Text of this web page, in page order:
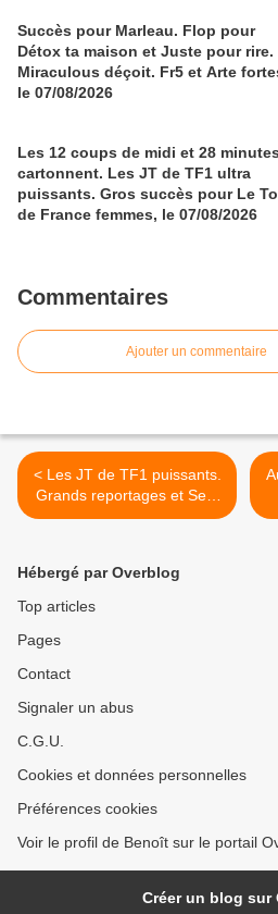
Succès pour Marleau. Flop pour
Détox ta maison et Juste pour rire.
Miraculous déçoit. Fr5 et Arte
le 07/08/2026
Les 12 coups de midi et 28 minutes
cartonnent. Les JT de TF1 ultra
puissants. Gros succès pour Le
de France femmes, le 07/08/2026
Commentaires
Ajouter un commentaire
< Les JT de TF1 puissants.
Grands reportages et Sept
à huit en forme. Record de
Hébergé par Overblog
Top articles
Pages
Contact
Signaler un abus
C.G.U.
Cookies et données personnelles
Préférences cookies
Voir le profil de Benoît sur le portail
Créer un blog sur